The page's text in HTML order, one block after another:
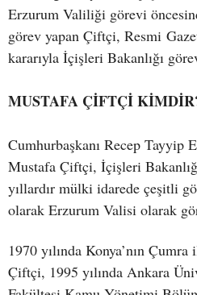
Erzurum Valiliği görevi
görev yapan Çiftçi, Resmi
kararıyla İçişleri Bakanlığı
MUSTAFA ÇİFTÇİ
Cumhurbaşkanı Recep Tayyip
Mustafa Çiftçi, İçişleri
yıllardır mülki idarede çeşitli
olarak Erzurum Valisi olarak
1970 yılında Konya’nın
Çiftçi, 1995 yılında Ankara